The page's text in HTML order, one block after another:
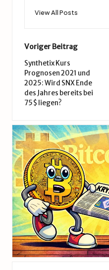
View All Posts
Post
navigation
Voriger Beitrag
Synthetix Kurs
Prognosen 2021 und
2025: Wird SNX Ende
des Jahres bereits bei
75$ liegen?